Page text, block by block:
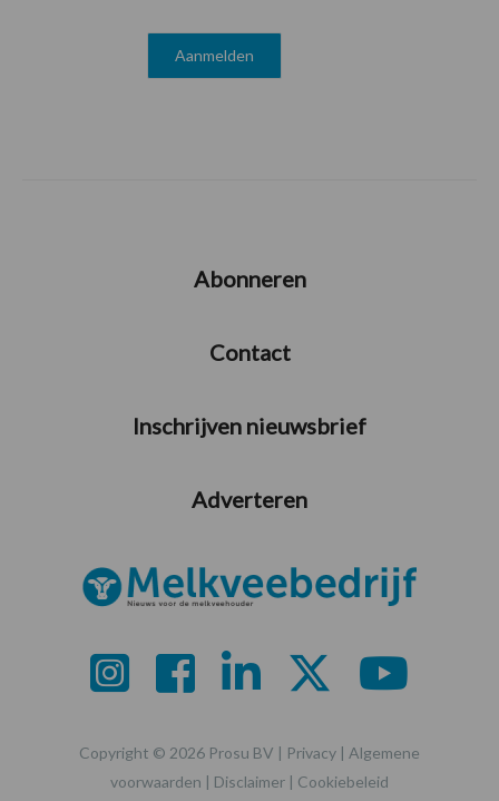
Abonneren
Contact
Inschrijven nieuwsbrief
Adverteren
Copyright © 2026 Prosu BV | Privacy | Algemene
voorwaarden | Disclaimer | Cookiebeleid